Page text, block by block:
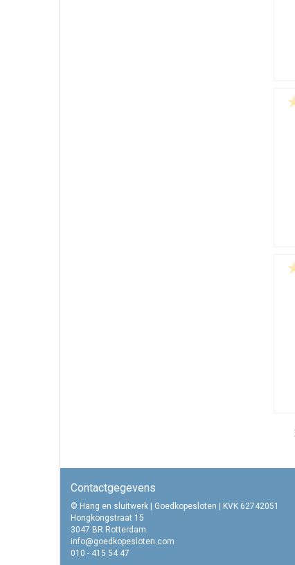
Contactgegevens
© Hang en sluitwerk | Goedkopesloten | KVK 62742051
Hongkongstraat 15
3047 BR Rotterdam
info@goedkopesloten.com
010 - 415 54 47